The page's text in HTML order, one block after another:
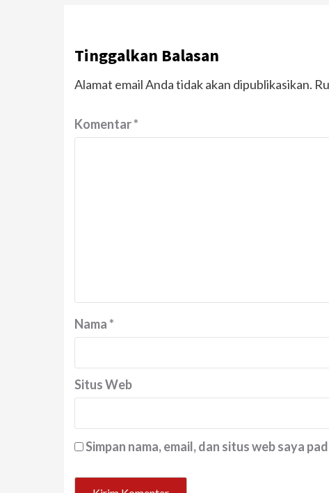
Tinggalkan Balasan
Alamat email Anda tidak akan dipublikasikan.
Komentar*
Nama*
Situs Web
Simpan nama, email, dan situs web saya